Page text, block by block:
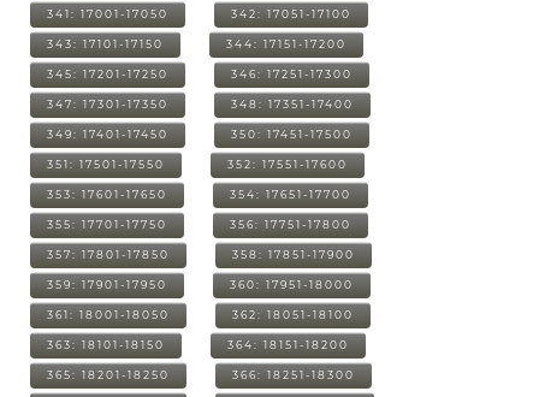
341: 17001-17050 342: 17051-17100
343: 17101-17150 344: 17151-17200
345: 17201-17250 346: 17251-17300
347: 17301-17350 348: 17351-17400
349: 17401-17450 350: 17451-17500
351: 17501-17550 352: 17551-17600
353: 17601-17650 354: 17651-17700
355: 17701-17750 356: 17751-17800
357: 17801-17850 358: 17851-17900
359: 17901-17950 360: 17951-18000
361: 18001-18050 362: 18051-18100
363: 18101-18150 364: 18151-18200
365: 18201-18250 366: 18251-18300